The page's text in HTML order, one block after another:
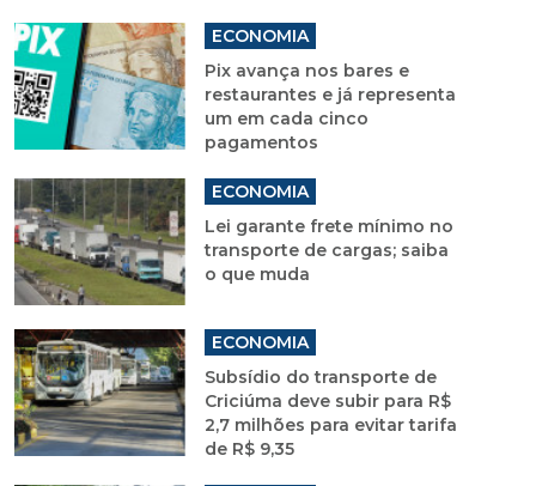
ECONOMIA
Pix avança nos bares e
restaurantes e já representa
um em cada cinco
pagamentos
ECONOMIA
Lei garante frete mínimo no
transporte de cargas; saiba
o que muda
ECONOMIA
Subsídio do transporte de
Criciúma deve subir para R$
2,7 milhões para evitar tarifa
de R$ 9,35